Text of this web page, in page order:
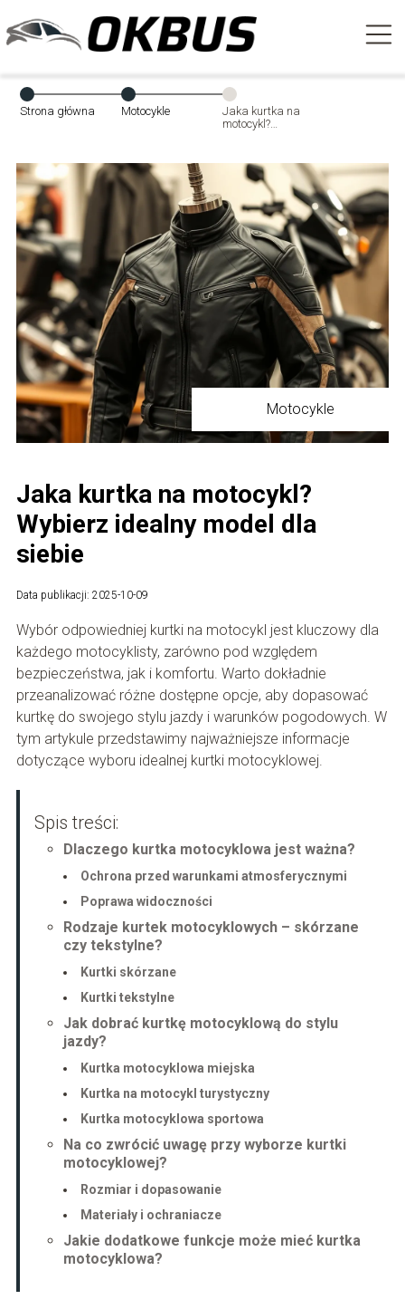
Strona główna Motocykle
Jaka kurtka na
motocykl?
Motocykle
Jaka kurtka na motocykl?
Wybierz idealny model dla
siebie
Data publikacji: 2025-10-09
Wybór odpowiedniej kurtki na motocykl jest kluczowy dla
każdego motocyklisty, zarówno pod względem
bezpieczeństwa, jak i komfortu. Warto dokładnie
przeanalizować różne dostępne opcje, aby dopasować
kurtkę do swojego stylu jazdy i warunków pogodowych. W
tym artykule przedstawimy najważniejsze informacje
dotyczące wyboru idealnej kurtki motocyklowej.
Spis treści:
Dlaczego kurtka motocyklowa jest ważna?
Ochrona przed warunkami atmosferycznymi
Poprawa widoczności
Rodzaje kurtek motocyklowych – skórzane
czy tekstylne?
Kurtki skórzane
Kurtki tekstylne
Jak dobrać kurtkę motocyklową do stylu
jazdy?
Kurtka motocyklowa miejska
Kurtka na motocykl turystyczny
Kurtka motocyklowa sportowa
Na co zwrócić uwagę przy wyborze kurtki
motocyklowej?
Rozmiar i dopasowanie
Materiały i ochraniacze
Jakie dodatkowe funkcje może mieć kurtka
motocyklowa?